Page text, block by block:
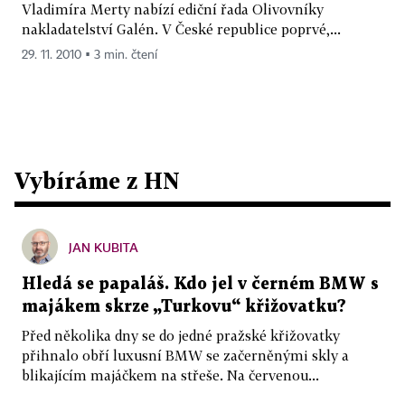
Vladimíra Merty nabízí ediční řada Olivovníky
nakladatelství Galén. V České republice poprvé,...
29. 11. 2010 ▪ 3 min. čtení
Vybíráme z HN
JAN KUBITA
Hledá se papaláš. Kdo jel v černém BMW s
majákem skrze „Turkovu“ křižovatku?
Před několika dny se do jedné pražské křižovatky
přihnalo obří luxusní BMW se začerněnými skly a
blikajícím majáčkem na střeše. Na červenou...